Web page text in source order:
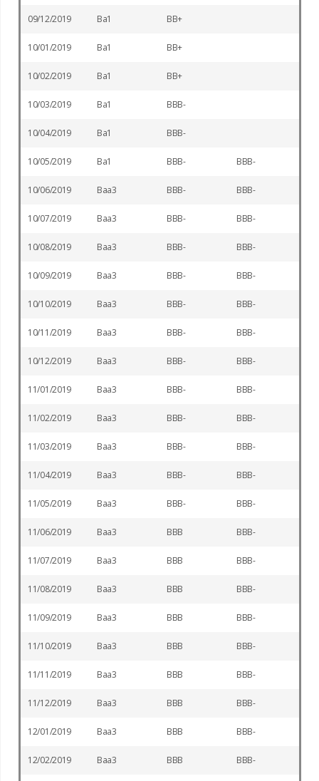
09/12/2019 Ba1 BB+
10/01/2019 Ba1 BB+
10/02/2019 Ba1 BB+
10/03/2019 Ba1 BBB-
10/04/2019 Ba1 BBB-
10/05/2019 Ba1 BBB- BBB-
10/06/2019 Baa3 BBB- BBB-
10/07/2019 Baa3 BBB- BBB-
10/08/2019 Baa3 BBB- BBB-
10/09/2019 Baa3 BBB- BBB-
10/10/2019 Baa3 BBB- BBB-
10/11/2019 Baa3 BBB- BBB-
10/12/2019 Baa3 BBB- BBB-
11/01/2019 Baa3 BBB- BBB-
11/02/2019 Baa3 BBB- BBB-
11/03/2019 Baa3 BBB- BBB-
11/04/2019 Baa3 BBB- BBB-
11/05/2019 Baa3 BBB- BBB-
11/06/2019 Baa3 BBB BBB-
11/07/2019 Baa3 BBB BBB-
11/08/2019 Baa3 BBB BBB-
11/09/2019 Baa3 BBB BBB-
11/10/2019 Baa3 BBB BBB-
11/11/2019 Baa3 BBB BBB-
11/12/2019 Baa3 BBB BBB-
12/01/2019 Baa3 BBB BBB-
12/02/2019 Baa3 BBB BBB-